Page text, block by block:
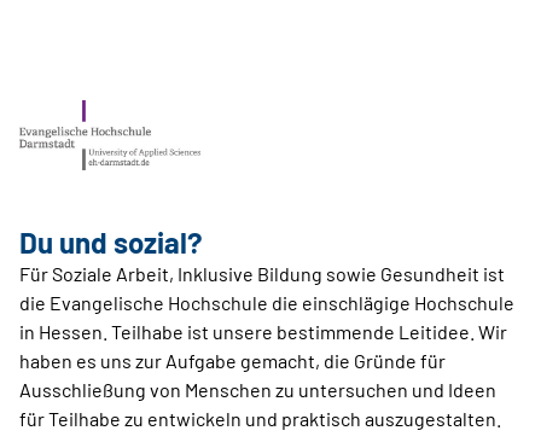
Du und sozial?
Für Soziale Arbeit, Inklusive Bildung sowie Gesundheit ist
die Evangelische Hochschule die einschlägige Hochschule
in Hessen. Teilhabe ist unsere bestimmende Leitidee. Wir
haben es uns zur Aufgabe gemacht, die Gründe für
Ausschließung von Menschen zu untersuchen und Ideen
für Teilhabe zu entwickeln und praktisch auszugestalten.